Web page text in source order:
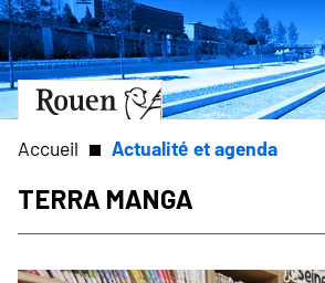
Aller
au
contenu
principal
Aller
à
la
page
Slide
of
1
Fil
d'Ariane
Accueil Actualité et agenda
Terra Manga